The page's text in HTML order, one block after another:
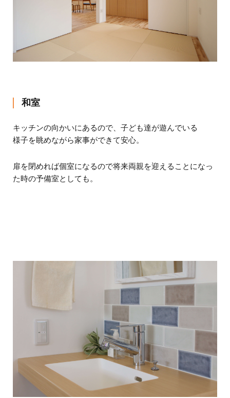
和室
キッチンの向かいにあるので、子ども達が遊んでいる
様子を眺めながら家事ができて安心。
扉を閉めれば個室になるので将来両親を迎えることになっ
た時の予備室としても。